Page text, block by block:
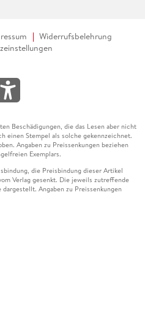
Widerrufsbelehrung
Beschädigungen, die das Lesen aber nicht
einen Stempel als solche gekennzeichnet.
Angaben zu Preissenkungen beziehen
Exemplars.
die Preisbindung dieser Artikel
Verlag gesenkt. Die jeweils zutreffende
Angaben zu Preissenkungen